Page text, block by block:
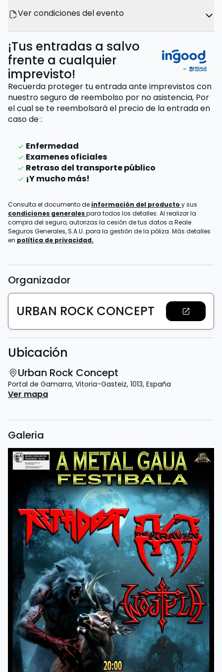
Ver condiciones del evento
¡Tus entradas a salvo
frente a cualquier
imprevisto!
Recuerda proteger tu entrada ante imprevistos con
nuestro seguro de reembolso por no asistencia, Por
el cual se te reembolsará el precio de la entradaen
caso de:
Enfermedad
Examenes oficiales
Retraso del transporte público
¡Y mucho más!
Consulta el documento de información del producto y sus
condiciones generalespara todos los detalles. Al realizar la
compra del seguro, autorizas la cesión de tus datos a Reale
Seguros Generales, S.A.U. para la gestión de la póliza. Más detalles
en política de privacidad.
Organizador
URBAN ROCK CONCEPT
Ubicación
Urban Rock Concept
Portal de Gamarra, Vitoria-Gasteiz, 1013, España
Ver mapa
Galeria